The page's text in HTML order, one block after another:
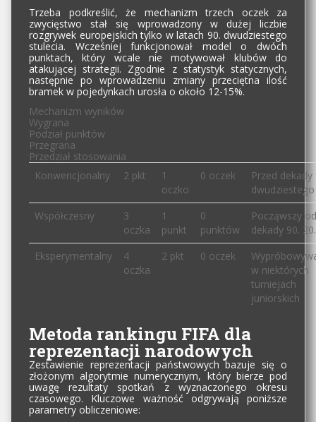
Trzeba podkreślić, że mechanizm trzech oczek za
zwycięstwo stał się wprowadzony w dużej liczbie
rozgrywek europejskich tylko w latach 90. dwudziestego
stulecia. Wcześniej funkcjonował model o dwóch
punktach, który wcale nie motywował klubów do
atakującej strategii. Zgodnie z statystyk statycznych,
następnie po wprowadzeniu zmiany przeciętna ilość
bramek w pojedynkach urosła o około 12-15%.
Mechanizm wyników
Wygrana
Podział punktów
Przegrana
Przedział stosowania
Konwencjonalny
2 pkt
1
oczko
0 oczek
Przed dekady
Współczesny
3
oczka
1
punkt
0
punktów
Począwszy od
dekady 90.
Eksperymentalny
4
oczka
2 pkt 0 oczek
w niektórych
turniejach
juniorskich
Metoda rankingu FIFA dla
reprezentacji narodowych
Zestawienie reprezentacji państwowych bazuje się o
złożonym algorytmie numerycznym, który bierze pod
uwagę rezultaty spotkań z wyznaczonego okresu
czasowego. Kluczowe ważność odgrywają poniższe
parametry obliczeniowe: